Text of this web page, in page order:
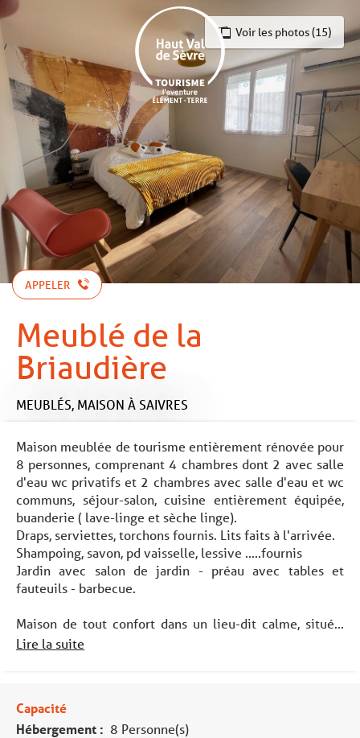
Aller
contenu
principal
Voir les photos (15)
APPELER
Meublé de la
Briaudière
MEUBLÉS, MAISON À SAIVRES
Maison meublée de tourisme entièrement rénovée pour
8 personnes, comprenant 4 chambres dont 2 avec salle
d'eau wc privatifs et 2 chambres avec salle d'eau et wc
communs, séjour-salon, cuisine entièrement équipée,
buanderie ( lave-linge et sèche linge).
Draps, serviettes, torchons fournis. Lits faits à l'arrivée.
Shampoing, savon, pd vaisselle, lessive .....fournis
Jardin avec salon de jardin - préau avec tables et
fauteuils - barbecue.
Maison de tout confort dans un lieu-dit calme, situé...
Lire la suite
Capacité
Hébergement : 8 Personne(s)